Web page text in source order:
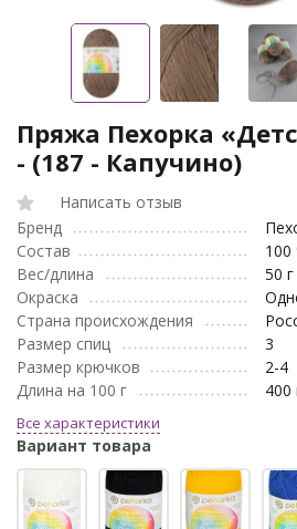
Пряжа Пехорка
- (187 - Капучино)
Написать отзыв
Бренд
Состав
100
Вес/длина
50
Окраска
Страна происхождения
Размер спиц
3
Размер крючков
2-4
Длина на 100 г
400
Все характеристики
Вариант товара